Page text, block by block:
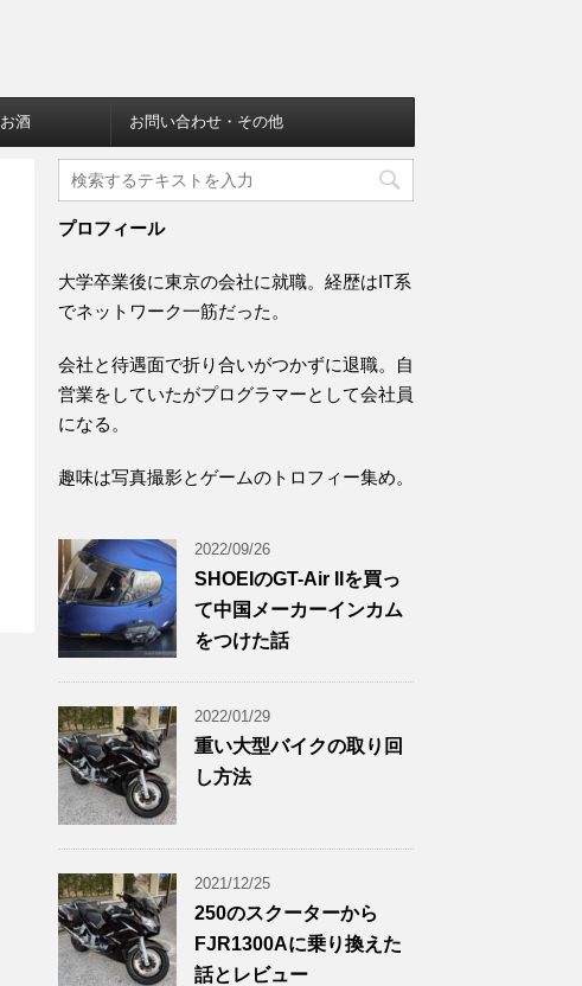
お酒 お問い合わせ・その他
プロフィール
大学卒業後に東京の会社に就職。経歴はIT系
でネットワーク一筋だった。
会社と待遇面で折り合いがつかずに退職。自
営業をしていたがプログラマーとして会社員
になる。
趣味は写真撮影とゲームのトロフィー集め。
2022/09/26
SHOEIのGT-Air IIを買っ
て中国メーカーインカム
をつけた話
2022/01/29
重い大型バイクの取り回
し方法
2021/12/25
250のスクーターから
FJR1300Aに乗り換えた
話とレビュー